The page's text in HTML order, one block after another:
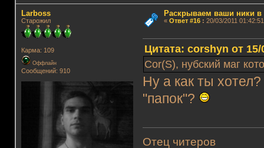
Lаrboss
Старожил
Карма: 109
Оффлайн
Сообщений: 910
Раскрываем ваши ники в
« Ответ #16: 20/03/2011
Цитата: corshyn от 15/
Cor(S), нубский маг
Ну а как ты
"папок"?
Отец читеров